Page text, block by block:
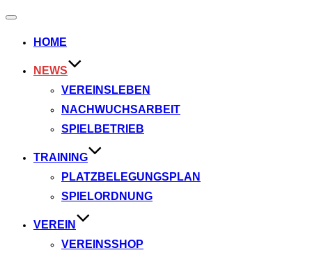
Navigation
HOME
NEWS
VEREINSLEBEN
NACHWUCHSARBEIT
SPIELBETRIEB
TRAINING
PLATZBELEGUNGSPLAN
SPIELORDNUNG
VEREIN
VEREINSSHOP